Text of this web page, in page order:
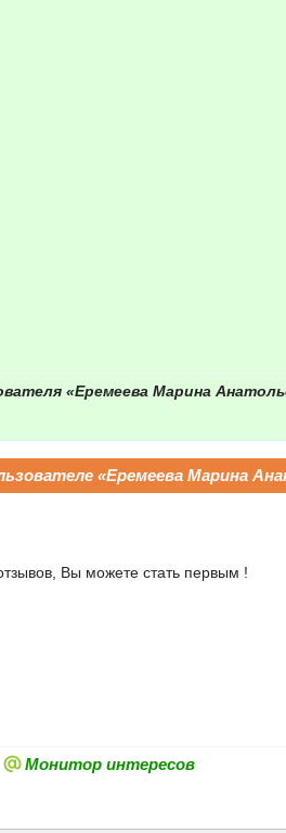
«Еремеева Марина
«Еремеева Марина
Вы можете стать первым !
Монитор интересов